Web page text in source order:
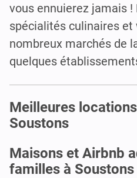
vous ennuierez jamais !
spécialités culinaires et
nombreux marchés de
quelques
Meilleures
Soustons
Maisons et Airbnb
familles à Soustons